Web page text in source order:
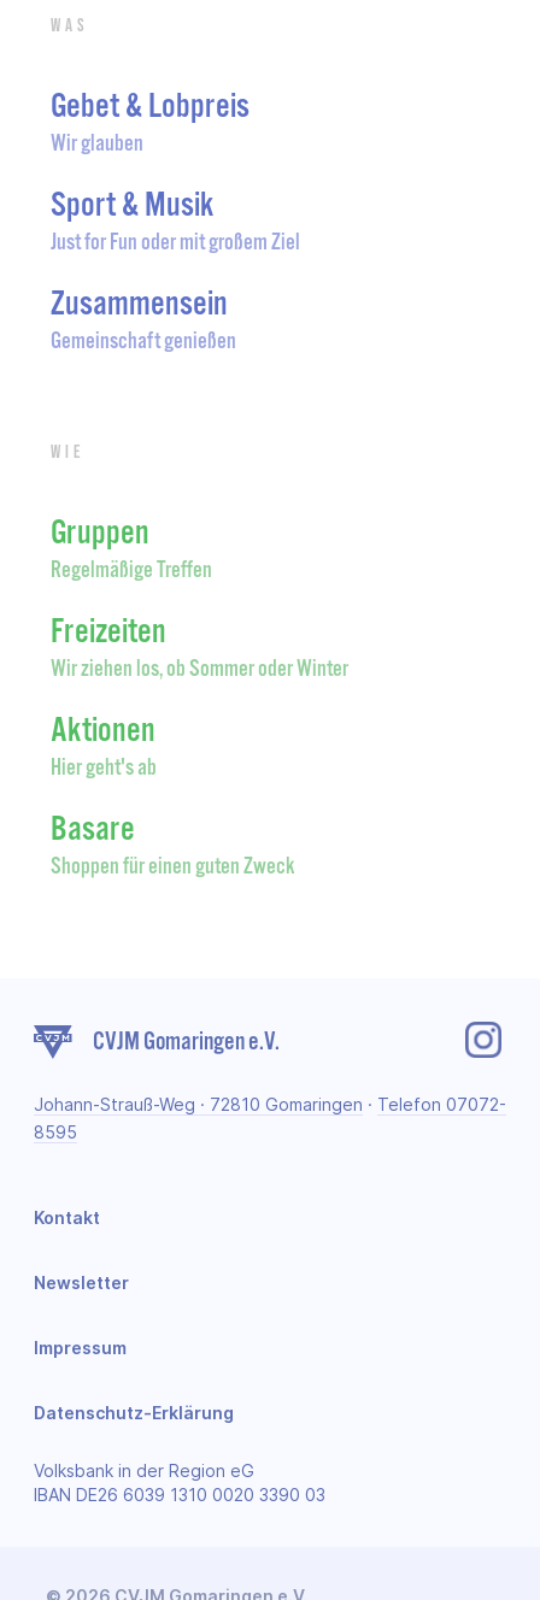
Was
Gebet & Lobpreis
Wir glauben
Sport & Musik
Just for Fun oder mit großem Ziel
Zusammensein
Gemeinschaft genießen
Wie
Gruppen
Regelmäßige Treffen
Freizeiten
Wir ziehen los, ob Sommer oder Winter
Aktionen
Hier geht's ab
Basare
Shoppen für einen guten Zweck
CVJM Gomaringen e.V.
Johann-Strauß-Weg · 72810 Gomaringen · Telefon 07072-
8595
Volksbank in der Region eG
IBAN DE26 6039 1310 0020 3390 03
Kontakt
Newsletter
Impressum
Datenschutz-Erklärung
© 2026 CVJM Gomaringen e.V.